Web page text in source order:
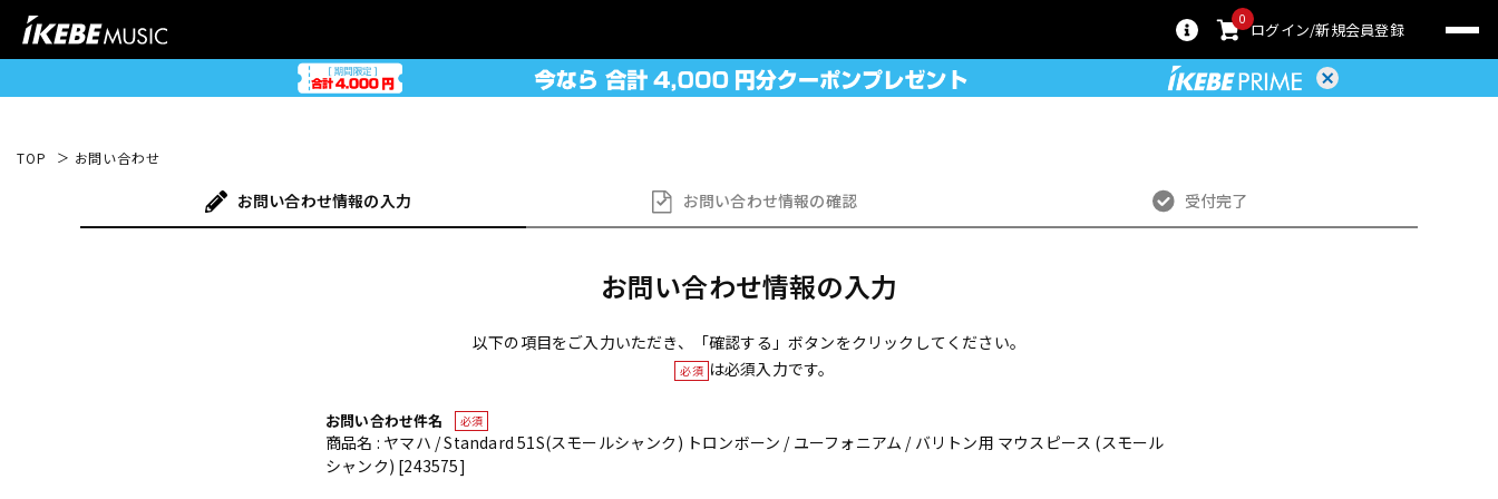
0
ログイン 新規会員登録
TOP お問い合わせ
お問い合わせ情報の入力 お問い合わせ情報の確認 受付完了
お問い合わせ情報の入力
以下の項目をご入力いただき、「確認する」ボタンをクリックしてください。
必須 は必須入力です。
お問い合わせ件名 必須
商品名 : ヤマハ / Standard 51S(スモールシャンク) トロンボーン / ユーフォニアム / バリトン用 マウスピース (スモール
シャンク) [243575]